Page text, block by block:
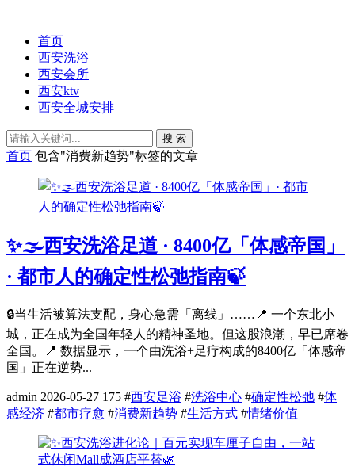
首页
西安洗浴
西安会所
西安ktv
西安全城安排
搜 索
首页 包含"消费新趋势"标签的文章
✨🌫️西安洗浴足道 · 8400亿「体感帝国」
· 都市人的确定性松弛指南🍃
🔒当生活被算法支配，身心急需「离线」……📍 一个东北小
城，正在成为全国年轻人的精神圣地。但这股浪潮，早已席卷
全国。📍 数据显示，一个由洗浴+足疗构成的8400亿「体感帝
国」正在逆势...
admin 2026-05-27 175 #西安足浴 #洗浴中心 #确定性松弛 #体
感经济 #都市疗愈 #消费新趋势 #生活方式 #情绪价值